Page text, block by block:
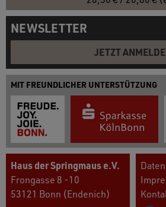
NEWSLETTER
JETZT
MIT FREUNDLICHER UNTERSTÜTZUNG
Haus der Springmaus e.V.
Frongasse 8 -10
53121 Bonn (Endenich)